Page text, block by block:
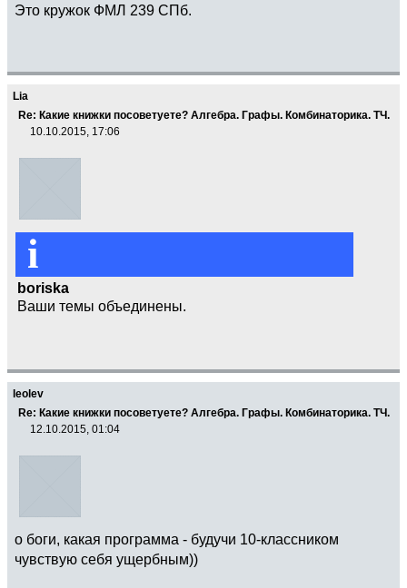
Это кружок ФМЛ 239 СПб.
Lia
Re: Какие книжки посоветуете? Алгебра. Графы. Комбинаторика. ТЧ.
10.10.2015, 17:06
i
boriska
Ваши темы объединены.
leolev
Re: Какие книжки посоветуете? Алгебра. Графы. Комбинаторика. ТЧ.
12.10.2015, 01:04
о боги, какая программа - будучи 10-классником
чувствую себя ущербным))